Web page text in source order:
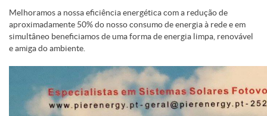
Melhoramos a nossa eficiência energética com a redução de
aproximadamente 50% do nosso consumo de energia à rede e em
simultâneo beneficiamos de uma forma de energia limpa, renovável
e amiga do ambiente.